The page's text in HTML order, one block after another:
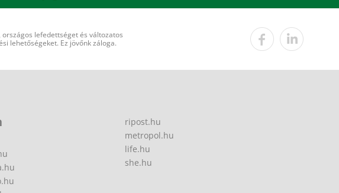
lefedettséget és változatos
lehetőségeket. Ez jövőnk záloga.
ripost.hu
metropol.hu
life.hu
she.hu